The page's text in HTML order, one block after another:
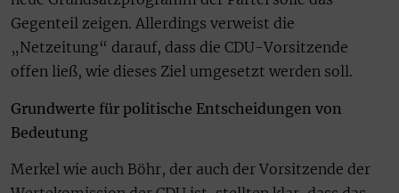
Gegenteil zeigen. Allerdings verweist die
„Netzeitung“ darauf, dass die CDU-Vorsitzende
offen ließ, wie dieses Ziel umgesetzt werden soll.
Grundwerte für politische Entscheidungen von
Bedeutung
Merkel wie auch Böhr, der auch der Vorsitzende der